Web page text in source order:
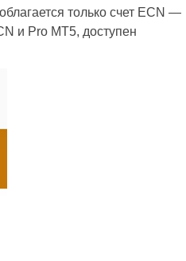
только счет ECN —
и Pro MT5, доступен